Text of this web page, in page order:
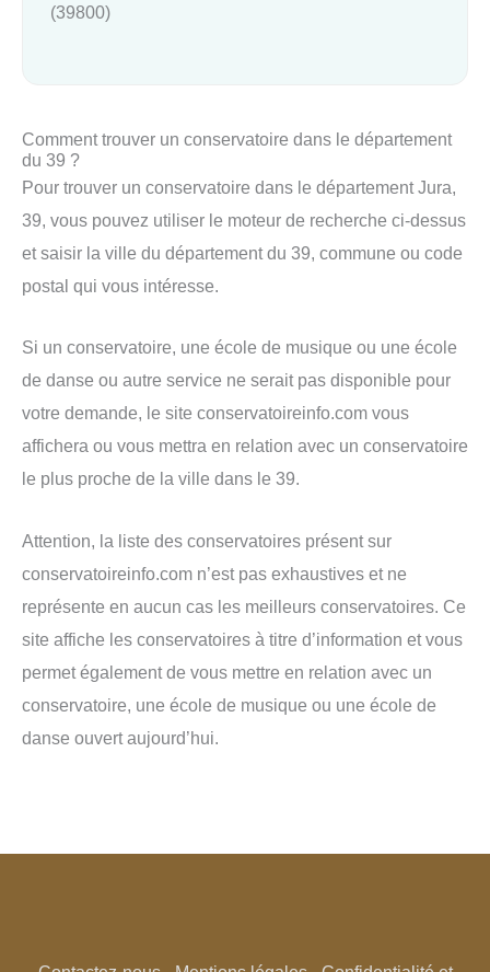
(39800)
Comment trouver un conservatoire dans le département
du 39 ?
Pour trouver un conservatoire dans le département Jura,
39, vous pouvez utiliser le moteur de recherche ci-dessus
et saisir la ville du département du 39, commune ou code
postal qui vous intéresse.
Si un conservatoire, une école de musique ou une école
de danse ou autre service ne serait pas disponible pour
votre demande, le site conservatoireinfo.com vous
affichera ou vous mettra en relation avec un conservatoire
le plus proche de la ville dans le 39.
Attention, la liste des conservatoires présent sur
conservatoireinfo.com n’est pas exhaustives et ne
représente en aucun cas les meilleurs conservatoires. Ce
site affiche les conservatoires à titre d’information et vous
permet également de vous mettre en relation avec un
conservatoire, une école de musique ou une école de
danse ouvert aujourd’hui.